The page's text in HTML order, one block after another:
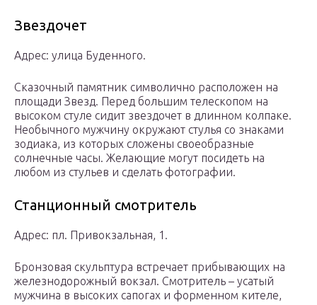
Звездочет
Адрес: улица Буденного.
Сказочный памятник символично расположен на
площади Звезд. Перед большим телескопом на
высоком стуле сидит звездочет в длинном колпаке.
Необычного мужчину окружают стулья со знаками
зодиака, из которых сложены своеобразные
солнечные часы. Желающие могут посидеть на
любом из стульев и сделать фотографии.
Станционный смотритель
Адрес: пл. Привокзальная, 1.
Бронзовая скульптура встречает прибывающих на
железнодорожный вокзал. Смотритель – усатый
мужчина в высоких сапогах и форменном кителе,